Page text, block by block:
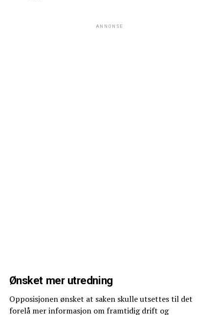
ANNONSE
Ønsket mer utredning
Opposisjonen ønsket at saken skulle utsettes til det
forelå mer informasjon om framtidig drift og